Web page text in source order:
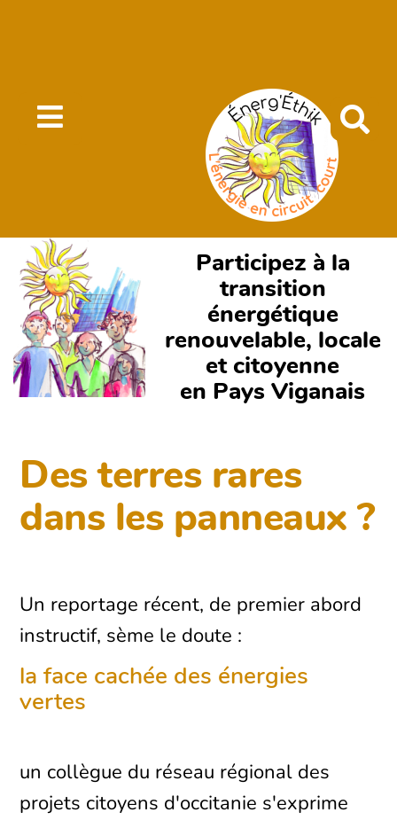
e
e
Participez à la
transition
énergétique
renouvelable, locale
et citoyenne
en Pays Viganais
Des terres rares
dans les panneaux ?
Un reportage récent, de premier abord
instructif, sème le doute :
la face cachée des énergies
vertes
un collègue du réseau régional des
projets citoyens d'occitanie s'exprime